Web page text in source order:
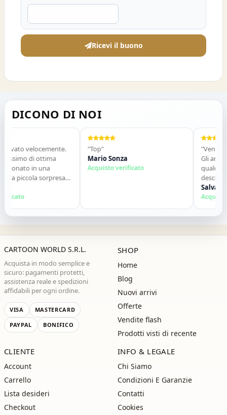
Ricevi il buono
DICONO DI NOI
velocemente.
di ottima
in una
piccola sorpresa
Grazie ,alla
"Top"
Mario Sonza
Acquisto verificato
Gli articoli
qualche
contatti.
Salvatore
Acquisto
CARTOON WORLD S.R.L.
Acquista in modo semplice e
sicuro: pagamenti protetti,
assistenza reale e spedizioni
affidabili per ogni ordine.
VISA
MASTERCARD
PAYPAL
BONIFICO
SHOP
Home
Blog
Nuovi arrivi
Offerte
Vendite flash
Prodotti visti di recente
CLIENTE
Account
Carrello
Lista desideri
Checkout
INFO & LEGALE
Chi Siamo
Condizioni E Garanzie
Contatti
Cookies